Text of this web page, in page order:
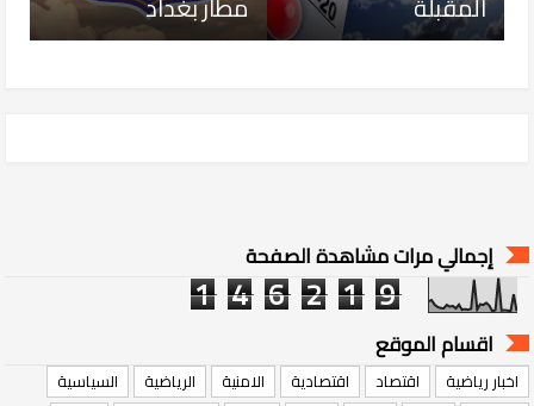
إجمالي مرات مشاهدة الصفحة
1 4 6 2 1 9
اقسام الموقع
اخبار رياضية اقتصاد اقتصادية الامنية الرياضية
السياسية